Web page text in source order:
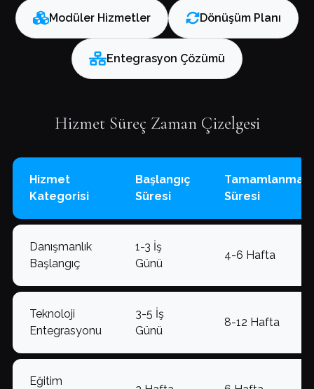
Modüler Hizmetler Dönüşüm Planı
Entegrasyon Çözümü
Hizmet Süreç Zaman Çizelgesi
Hizmet
Kategorisi
Başlangıç
Süresi
Tamamlanma
Süresi
Danışmanlık
Başlangıç
1-3 İş
Günü
4-6 Hafta
Teknoloji
Entegrasyonu
3-5 İş
Günü
8-12 Hafta
Eğitim